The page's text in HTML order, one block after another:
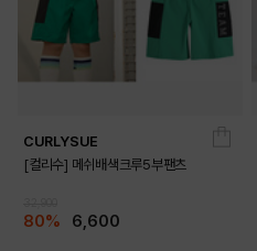
CURLYSUE
[컬리수] 메쉬배색크루5부팬츠
80% 6,600